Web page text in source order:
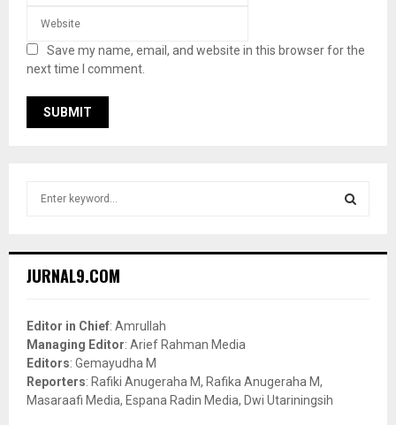
Save my name, email, and website in this browser for the
next time I comment.
h
o
r
:
JURNAL9.COM
Editor in Chief: Amrullah
Managing Editor: Arief Rahman Media
Editors: Gemayudha M
Reporters: Rafiki Anugeraha M, Rafika Anugeraha M,
Masaraafi Media, Espana Radin Media, Dwi Utariningsih